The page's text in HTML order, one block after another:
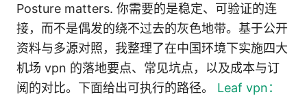
Posture matters. 你需要的是稳定、可验证的连
接，而不是偶发的绕不过去的灰色地带。基于公开
资料与多源对照，我整理了在中国环境下实施四大
机场 vpn 的落地要点、常见坑点，以及成本与订
阅的对比。下面给出可执行的路径。 Leaf vpn：